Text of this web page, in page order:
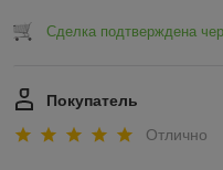
Сделка подтверждена
Покупатель
Отлично